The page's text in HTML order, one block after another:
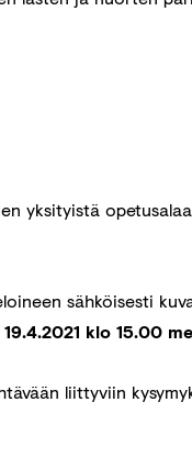
yksityistä
sähköisesti
19.4.2021 klo 15.00
liittyviin